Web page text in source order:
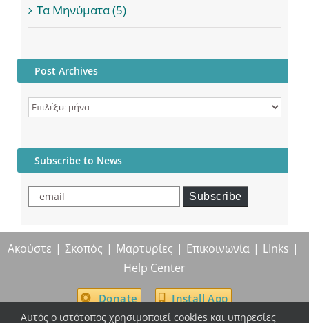
Τα Μηνύματα (5)
Post Archives
Post
Subscribe to News
email Subscribe
Ακούστε Σκοπός Μαρτυρίες Επικοινωνία
LInks
Help Center
Donate Install App
Αυτός ο ιστότοπος χρησιμοποιεί cookies και υπηρεσίες